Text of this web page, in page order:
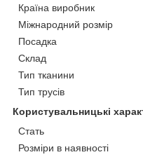
Країна виробник
Міжнародний розмір
Посадка
Склад
Тип тканини
Тип трусів
Користувальницькі
Cтать
Розміри в наявності